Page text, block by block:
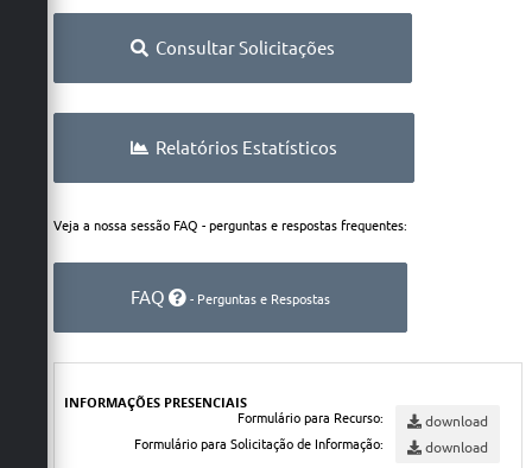
Consultar Solicitações
Relatórios Estatísticos
Veja a nossa sessão FAQ - perguntas e respostas frequentes:
FAQ - Perguntas e Respostas
INFORMAÇÕES PRESENCIAIS
Formulário para Recurso: download
Formulário para Solicitação de Informação: download